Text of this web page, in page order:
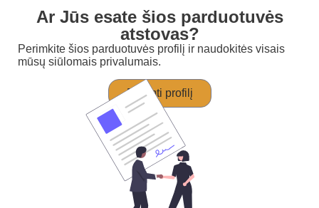
Ar Jūs esate šios parduotuvės
atstovas?
Perimkite šios parduotuvės profilį ir naudokitės visais
mūsų siūlomais privalumais.
Perimti profilį